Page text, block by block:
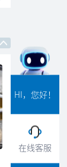
HI，您好！
在线客服